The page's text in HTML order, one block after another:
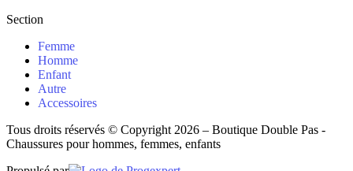
Section
Femme
Homme
Enfant
Autre
Accessoires
Tous droits réservés © Copyright 2026 – Boutique Double Pas -
Chaussures pour hommes, femmes, enfants